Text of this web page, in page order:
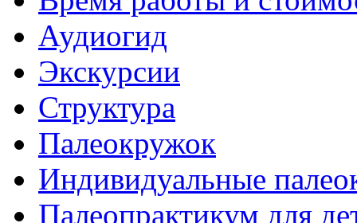
Аудиогид
Экскурсии
Структура
Палеокружок
Индивидуальные
Палеопрактикум для